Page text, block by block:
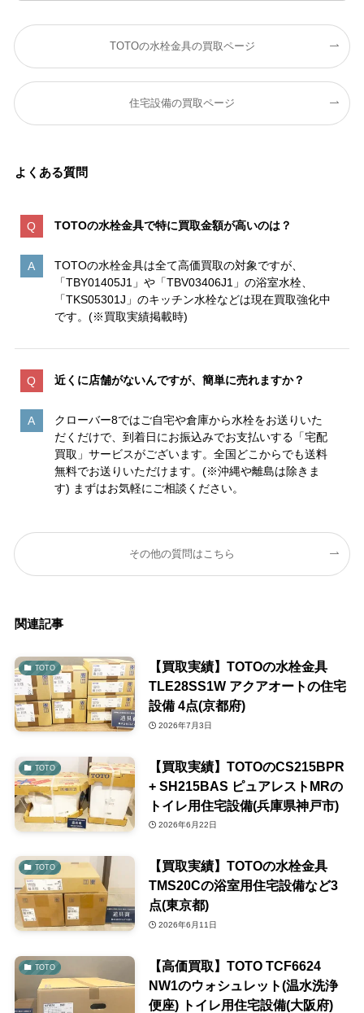
TOTOの水栓金具の買取ページ
住宅設備の買取ページ
よくある質問
TOTOの水栓金具で特に買取金額が高いのは？
TOTOの水栓金具は全て高価買取の対象ですが、
「TBY01405J1」や「TBV03406J1」の浴室水栓、
「TKS05301J」のキッチン水栓などは現在買取強化中
です。(※買取実績掲載時)
近くに店舗がないんですが、簡単に売れますか？
クローバー8ではご自宅や倉庫から水栓をお送りいた
だくだけで、到着日にお振込みでお支払いする「宅配
買取」サービスがございます。全国どこからでも送料
無料でお送りいただけます。(※沖縄や離島は除きま
す) まずはお気軽にご相談ください。
その他の質問はこちら
関連記事
TOTO
【買取実績】TOTOの水栓金具
TLE28SS1W アクアオートの住宅
設備 4点(京都府)
2026年7月3日
TOTO
【買取実績】TOTOのCS215BPR
+ SH215BAS ピュアレストMRの
トイレ用住宅設備(兵庫県神戸市)
2026年6月22日
TOTO
【買取実績】TOTOの水栓金具
TMS20Cの浴室用住宅設備など3
点(東京都)
2026年6月11日
TOTO
【高価買取】TOTO TCF6624
NW1のウォシュレット(温水洗浄
便座) トイレ用住宅設備(大阪府)